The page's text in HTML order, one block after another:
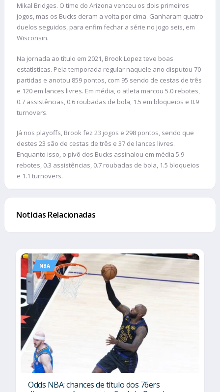
Mikal Bridges. O time do Arizona venceu os dois primeiros
jogos, mas os Bucks deram a volta por cima. Ganharam quatro
duelos seguidos, para enfim fechar a série no jogo seis, em
Wisconsin.
Na jornada ao título em 2021, Brook Lopez teve boas
estatísticas. Pela temporada regular naquele ano disputou 70
partidas e anotou 859 pontos, com 95 sendo de cestas de três
e 120 em lances livres. Em média, o atleta marcou 5.0 rebotes,
0.7 assistências, 0.6 roubadas de bola, 1.5 em bloqueios e 0.9
turnovers.
Já nos playoffs, Brook fez 23 jogos e 298 pontos, sendo que
destes 23 são de cestas de três e 37 de lances livres.
Enquanto isso, o pivô dos Bucks assinalou em média 5.9
rebotes, 0.3 assistências, 0.7 roubadas de bola, 1.5 bloqueios
e 1.1 turnovers.
Notícias Relacionadas
NBA
Odds NBA: chances de título dos 76ers